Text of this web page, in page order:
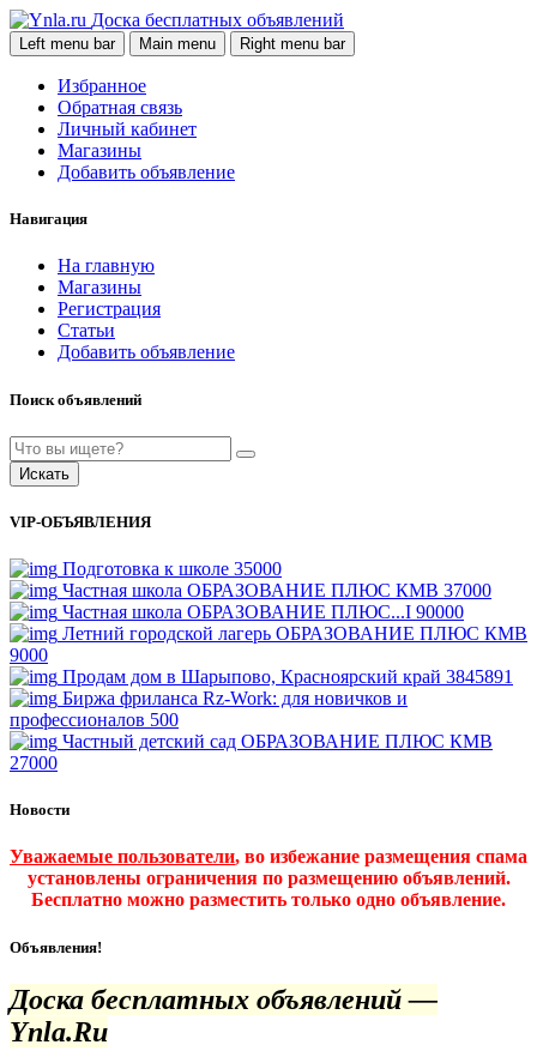
Доска бесплатных объявлений
Left menu bar Main menu Right menu bar
Избранное
Обратная связь
Личный кабинет
Магазины
Добавить объявление
Навигация
На главную
Магазины
Регистрация
Статьи
Добавить объявление
Поиск объявлений
Искать
VIP-ОБЪЯВЛЕНИЯ
Подготовка к школе 35000
Частная школа ОБРАЗОВАНИЕ ПЛЮС КМВ 37000
Частная школа ОБРАЗОВАНИЕ ПЛЮС...I 90000
Летний городской лагерь ОБРАЗОВАНИЕ ПЛЮС КМВ
9000
Продам дом в Шарыпово, Красноярский край 3845891
Биржа фриланса Rz-Work: для новичков и
профессионалов 500
Частный детский сад ОБРАЗОВАНИЕ ПЛЮС КМВ
27000
Новости
Уважаемые пользователи, во избежание размещения спама
установлены ограничения по размещению объявлений.
Бесплатно можно разместить только одно объявление.
Объявления!
Доска бесплатных объявлений —
Ynla.Ru